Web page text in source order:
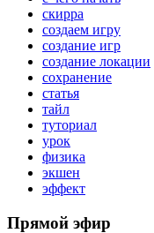
скирра
создаем игру
создание игр
создание локации
сохранение
статья
тайл
туториал
урок
физика
экшен
эффект
Прямой эфир